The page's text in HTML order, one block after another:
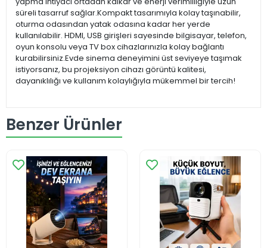
süreli tasarruf sağlar.Kompakt tasarımıyla kolay taşınabilir,
oturma odasından yatak odasına kadar her yerde
kullanılabilir. HDMI, USB girişleri sayesinde bilgisayar, telefon,
oyun konsolu veya TV box cihazlarınızla kolay bağlantı
kurabilirsiniz.Evde sinema deneyimini üst seviyeye taşımak
istiyorsanız, bu projeksiyon cihazı görüntü kalitesi,
dayanıklılığı ve kullanım kolaylığıyla mükemmel bir tercih!
Benzer Ürünler